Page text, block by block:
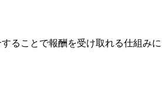
ることで報酬を受け取れる仕組み